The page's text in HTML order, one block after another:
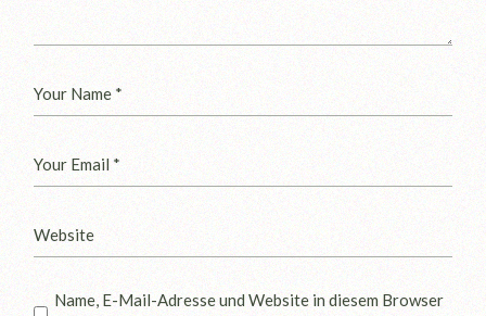
Name, E-Mail-Adresse und Website in diesem Browser